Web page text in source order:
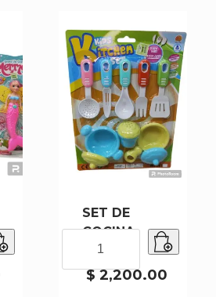
SET DE
COCINA
SD9571
$2,200.00
COCINA